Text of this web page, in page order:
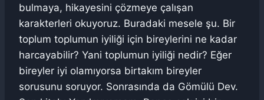
bulmaya, hikayesini çözmeye çalışan
karakterleri okuyoruz. Buradaki mesele şu. Bir
toplum toplumun iyiliği için bireylerini ne kadar
harcayabilir? Yani toplumun iyiliği nedir? Eğer
bireyler iyi olamıyorsa birtakım bireyler
sorusunu soruyor. Sonrasında da Gömülü Dev.